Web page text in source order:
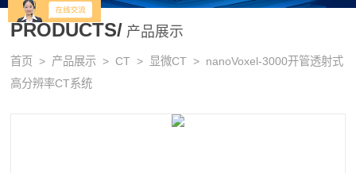
PRODUCTS/ 产品展示
首页 > 产品展示 >CT > 显微CT > nanoVoxel-3000开管透射式
高分辨率CT系统